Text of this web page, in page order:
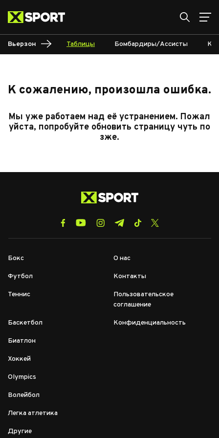
Вьерзон Таблицы Бомбардиры/Ассисты
К сожалению, произошла ошибка.
Мы уже работаем над её устранением. Пожал
уйста, попробуйте обновить страницу чуть по
зже.
Бокс
Футбол
Теннис
Баскетбол
Биатлон
Хоккей
Olympics
Волейбол
Легка атлетика
Другие
О нас
Контакты
Пользовательское
соглашение
Конфиденциальность